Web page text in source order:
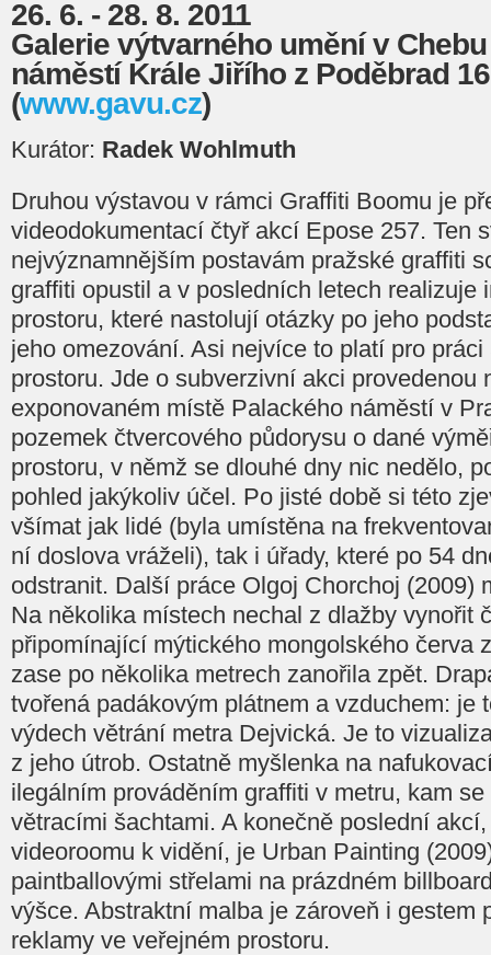
26. 6. - 28. 8. 2011
Galerie výtvarného umění v
náměstí Krále Jiřího z Poděbrad
(www.gavu.cz)
Kurátor: Radek Wohlmuth
Druhou výstavou v rámci Graffiti Boomu je
videodokumentací čtyř akcí Epose 257. Ten
nejvýznamnějším postavám pražské graffiti
graffiti opustil a v posledních letech realizuje
prostoru, které nastolují otázky po jeho
jeho omezování. Asi nejvíce to platí pro
prostoru. Jde o subverzivní akci provedenou
exponovaném místě Palackého náměstí v
pozemek čtvercového půdorysu o dané
prostoru, v němž se dlouhé dny nic nedělo,
pohled jakýkoliv účel. Po jisté době si této
všímat jak lidé (byla umístěna na
ní doslova vráželi), tak i úřady, které po 54
odstranit. Další práce Olgoj Chorchoj (2009)
Na několika místech nechal z dlažby vynořit
připomínající mýtického mongolského červa
zase po několika metrech zanořila zpět.
tvořená padákovým plátnem a vzduchem: je
výdech větrání metra Dejvická. Je to
z jeho útrob. Ostatně myšlenka na
ilegálním prováděním graffiti v metru, kam
větracími šachtami. A konečně poslední
videoroomu k vidění, je Urban Painting
paintballovými střelami na prázdném
výšce. Abstraktní malba je zároveň i gestem
reklamy ve veřejném prostoru.